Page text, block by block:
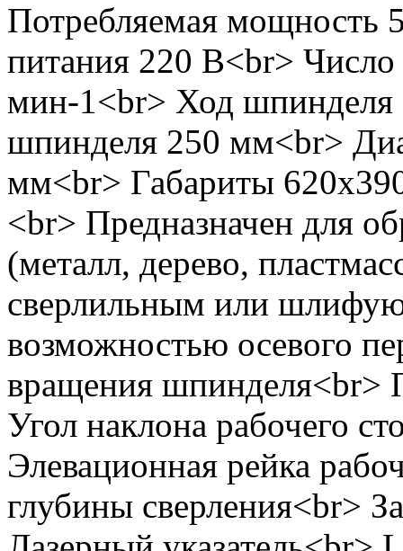
Потребляемая мощность
питания 220 В<br>
мин-1<br> Ход
шпинделя 250 мм<br>
мм<br> Габариты
<br> Предназначен для
(металл, дерево,
сверлильным или
возможностью осевого
вращения шпинделя<br>
Угол наклона рабочего
Элевационная рейка
глубины сверления<br>